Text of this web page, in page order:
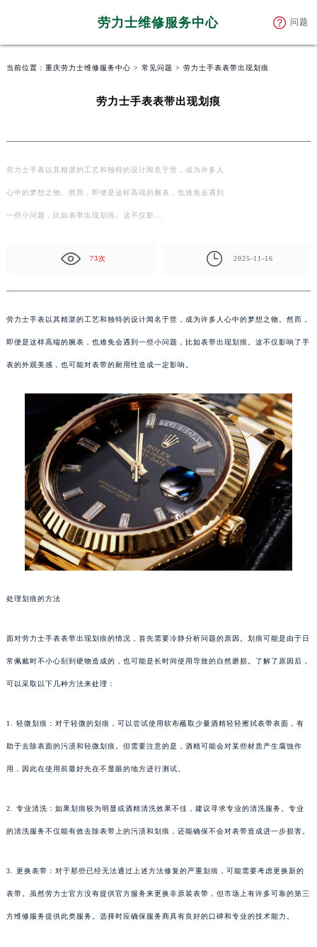
劳力士维修服务中心 问题
当前位置： 重庆劳力士维修服务中心 > 常见问题 > 劳力士手表表带出现划痕
劳力士手表表带出现划痕
劳力士手表以其精湛的工艺和独特的设计闻名于世，成为许多人
心中的梦想之物。然而，即便是这样高端的腕表，也难免会遇到
一些小问题，比如表带出现划痕。这不仅影…
73次 2025-11-16
劳力士手表以其精湛的工艺和独特的设计闻名于世，成为许多人心中的梦想之物。然而，
即便是这样高端的腕表，也难免会遇到一些小问题，比如表带出现划痕。这不仅影响了手
表的外观美感，也可能对表带的耐用性造成一定影响。
处理划痕的方法
面对劳力士手表表带出现划痕的情况，首先需要冷静分析问题的原因。划痕可能是由于日
常佩戴时不小心刮到硬物造成的，也可能是长时间使用导致的自然磨损。了解了原因后，
可以采取以下几种方法来处理：
1. 轻微划痕：对于轻微的划痕，可以尝试使用软布蘸取少量酒精轻轻擦拭表带表面，有
助于去除表面的污渍和轻微划痕。但需要注意的是，酒精可能会对某些材质产生腐蚀作
用，因此在使用前最好先在不显眼的地方进行测试。
2. 专业清洗：如果划痕较为明显或酒精清洗效果不佳，建议寻求专业的清洗服务。专业
的清洗服务不仅能有效去除表带上的污渍和划痕，还能确保不会对表带造成进一步损害。
3. 更换表带：对于那些已经无法通过上述方法修复的严重划痕，可能需要考虑更换新的
表带。虽然劳力士官方没有提供官方服务来更换非原装表带，但市场上有许多可靠的第三
方维修服务提供此类服务。选择时应确保服务商具有良好的口碑和专业的技术能力。